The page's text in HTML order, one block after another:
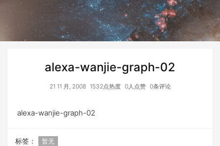
alexa-wanjie-graph-02
21 11 月, 2008 1532点热度 0人点赞 0条评论
alexa-wanjie-graph-02
标签： 暂无